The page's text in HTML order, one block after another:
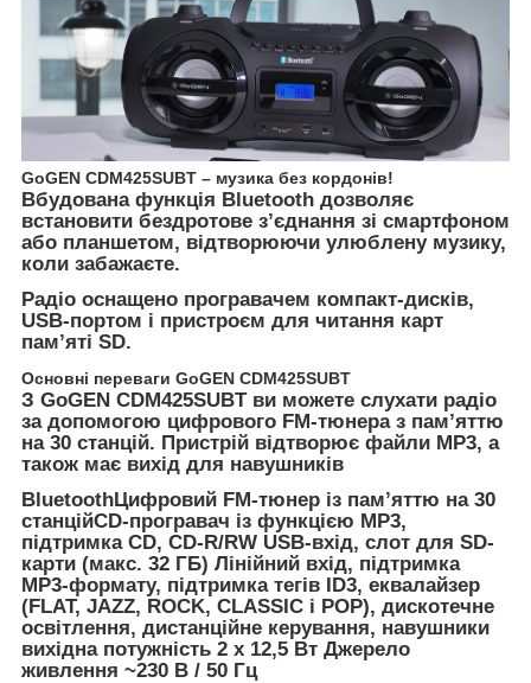
GoGEN CDM425SUBT – музика без кордонів!
Вбудована функція Bluetooth дозволяє
встановити бездротове з’єднання зі смартфоном
або планшетом, відтворюючи улюблену музику,
коли забажаєте.
Радіо оснащено програвачем компакт-дисків,
USB-портом і пристроєм для читання карт
пам’яті SD.
Основні переваги GoGEN CDM425SUBT
З GoGEN CDM425SUBT ви можете слухати радіо
за допомогою цифрового FM-тюнера з пам’яттю
на 30 станцій. Пристрій відтворює файли MP3, а
також має вихід для навушників
BluetoothЦифровий FM-тюнер із пам’яттю на 30
станційCD-програвач із функцією MP3,
підтримка CD, CD-R/RW USB-вхід, слот для SD-
карти (макс. 32 ГБ) Лінійний вхід, підтримка
MP3-формату, підтримка тегів ID3, еквалайзер
(FLAT, JAZZ, ROCK, CLASSIC і POP), дискотечне
освітлення, дистанційне керування, навушники
вихідна потужність 2 x 12,5 Вт Джерело
живлення ~230 В / 50 Гц